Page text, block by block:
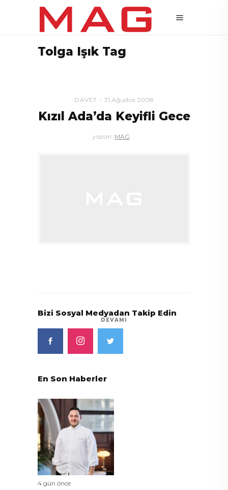
Tolga Işık Tag
DAVET 31 Ağustos 2008
Kızıl Ada’da Keyifli Gece
yazan: MAG
DEVAMI
Bizi Sosyal Medyadan Takip Edin
En Son Haberler
4 gün önce